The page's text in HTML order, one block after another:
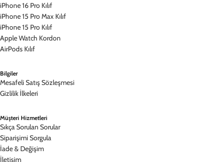
iPhone 16 Pro Kılıf
iPhone 15 Pro Max Kılıf
iPhone 15 Pro Kılıf
Apple Watch Kordon
AirPods Kılıf
Bilgiler
Mesafeli Satış Sözleşmesi
Gizlilik İlkeleri
Müşteri Hizmetleri
Sıkça Sorulan Sorular
Siparişimi Sorgula
İade & Değişim
İletişim